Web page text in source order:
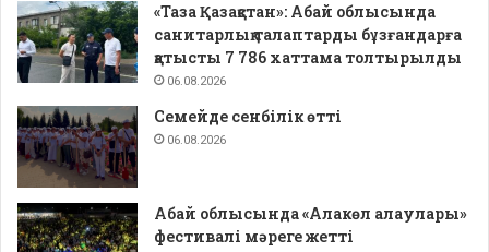
«Таза Қазақстан»: Абай облысында
санитарлық талаптарды бұзғандарға
қатысты 7 786 хаттама толтырылды
06.08.2026
Семейде сенбілік өтті
06.08.2026
Абай облысында «Алакөл алаулары»
фестивалі мәреге жетті